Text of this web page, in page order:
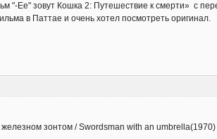
"-Ее" зовут Кошка 2: Путешествие к смерти» с
в Паттае и очень хотел посмотреть оригинал.
зонтом / Swordsman with an